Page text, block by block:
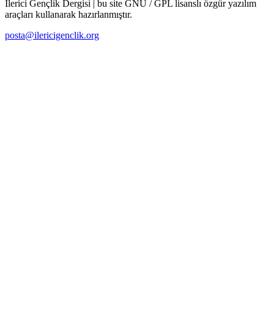
İlerici Gençlik Dergisi | bu site GNU / GPL lisanslı özgür yazılım
araçları kullanarak hazırlanmıştır.
posta@ilericigenclik.org